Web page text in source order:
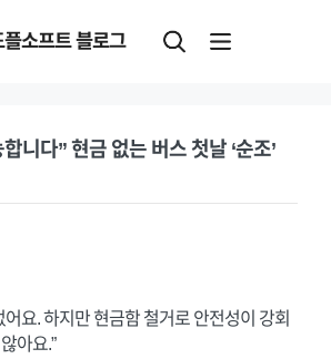
플소프트 블로그
니다” 현금 없는 버스 첫날 ‘순조’
어요. 하지만 현금함 철거로 안전성이 강회
아요.”